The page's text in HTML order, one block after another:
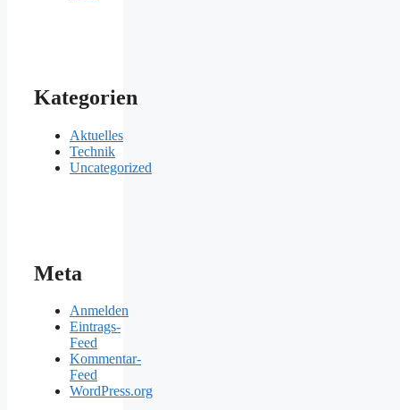
Kategorien
Aktuelles
Technik
Uncategorized
Meta
Anmelden
Eintrags-
Feed
Kommentar-
Feed
WordPress.org